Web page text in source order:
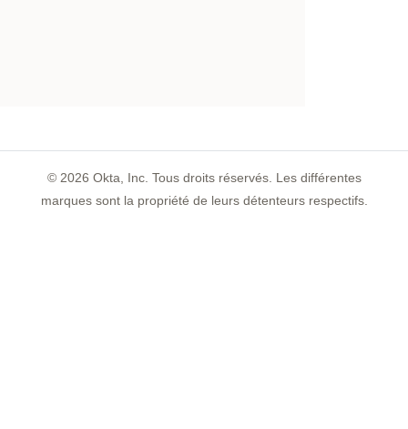
© 2026 Okta, Inc. Tous droits réservés. Les différentes
marques sont la propriété de leurs détenteurs respectifs.